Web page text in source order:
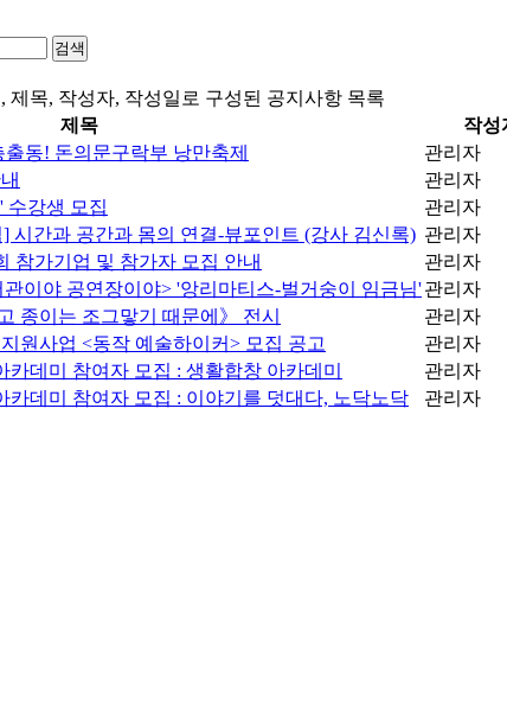
검색
제목, 작성자, 작성일로 구성된 공지사항 목록
제목 작성
동! 돈의문구락부 낭만축제 관리자
관리자
수강생 모집 관리자
시간과 공간과 몸의 연결-뷰포인트 (강사 김신록) 관리자
참가기업 및 참가자 모집 안내 관리자
이야 공연장이야> '앙리마티스-벌거숭이 임금님'관리자
종이는 조그맣기 때문에》 전시 관리자
원사업 <동작 예술하이커> 모집 공고 관리자
데미 참여자 모집 : 생활합창 아카데미 관리자
카데미 참여자 모집 : 이야기를 덧대다, 노닥노닥 관리자